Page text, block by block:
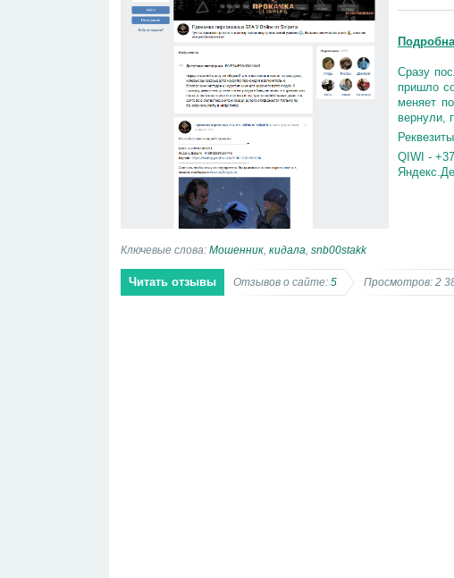
Сразу
пришло
меняет
вернули,
QIWI -
Ключевые слова: Мошенник кидала snb00stakk
Читать отзывы Отзывов о сайте: 5 Просмотров: 2